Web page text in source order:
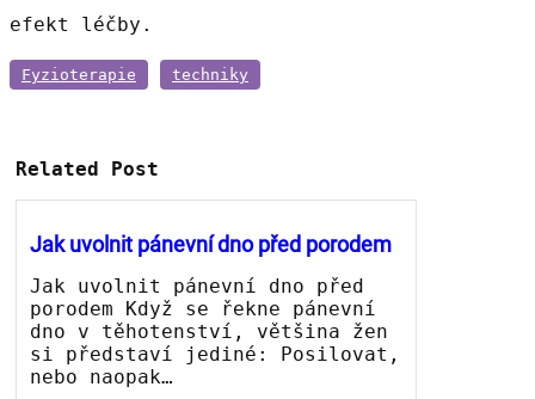
efekt léčby.
Fyzioterapie techniky
Related Post
Jak uvolnit pánevní dno před porodem
Jak uvolnit pánevní dno před
porodem Když se řekne pánevní
dno v těhotenství, většina žen
si představí jediné: Posilovat,
nebo naopak…